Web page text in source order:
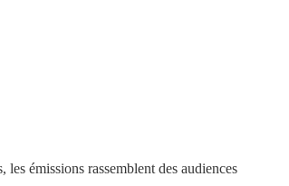
émissions rassemblent des audiences